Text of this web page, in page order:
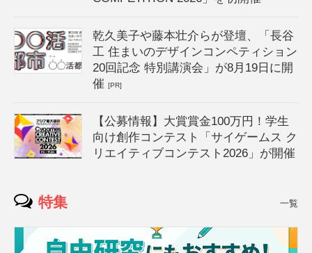
乾久美子や藤本壮介らが登壇、「長谷
工 住まいのデザインコンペティション
20回記念 特別講演会」が8月19日に開
催[PR]
【公募情報】大賞賞金100万円！学生
向け創作コンテスト「サイゲームス ク
リエイティブコンテスト2026」が開催
特集 一覧